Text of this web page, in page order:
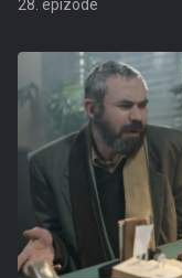
28. epizode